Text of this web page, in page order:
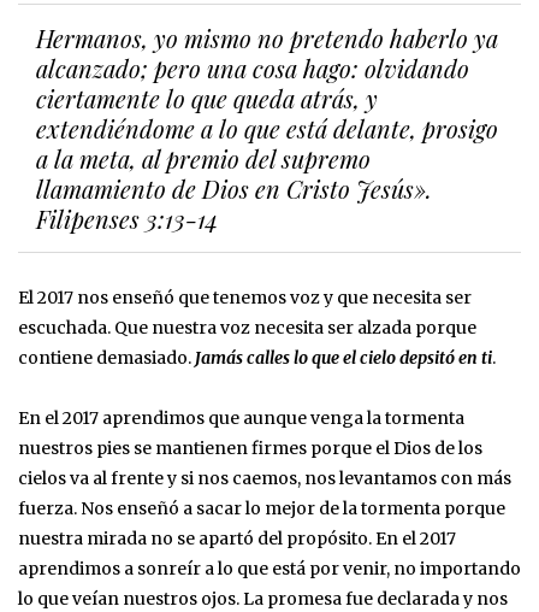
Hermanos, yo mismo no pretendo haberlo ya
alcanzado; pero una cosa hago: olvidando
ciertamente lo que queda atrás, y
extendiéndome a lo que está delante, prosigo
a la meta, al premio del supremo
llamamiento de Dios en Cristo Jesús».
Filipenses 3:13-14
El 2017 nos enseñó que tenemos voz y que necesita ser
escuchada. Que nuestra voz necesita ser alzada porque
contiene demasiado. Jamás calles lo que el cielo depsitó en ti.
En el 2017 aprendimos que aunque venga la tormenta
nuestros pies se mantienen firmes porque el Dios de los
cielos va al frente y si nos caemos, nos levantamos con más
fuerza. Nos enseñó a sacar lo mejor de la tormenta porque
nuestra mirada no se apartó del propósito. En el 2017
aprendimos a sonreír a lo que está por venir, no importando
lo que veían nuestros ojos. La promesa fue declarada y nos